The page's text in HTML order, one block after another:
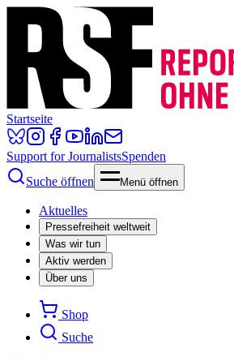
Startseite
Support for JournalistsSpenden
Suche öffnen
Menü öffnen
Aktuelles
Pressefreiheit weltweit
Was wir tun
Aktiv werden
Über uns
Shop
Suche